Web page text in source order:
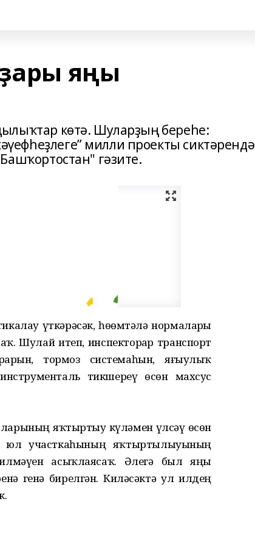
яңы
көтә. Шуларҙың береһе:
милли проекты сиктәрендә
гәзите.
үткәрәсәк, һөҙөмтәлә нормаларҙы
Шулай итеп, инспекторҙар транспорт
тормоз системаһын, яғыулыҡ
тикшереү өсөн махсус
яҡтыртыу күләмен үлсәү өсөн
юл участкаһының яҡтыртылыуының
асыҡлаясаҡ. Әлегә был яңы
генә бирелгән. Киләсәктә ул илдең